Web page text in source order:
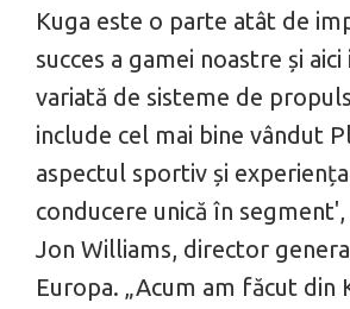
Kuga este o parte atât de
succes a gamei noastre și
variată de sisteme de
include cel mai bine vândut
aspectul sportiv și
conducere unică în
Jon Williams, director
Europa. „Acum am făcut din